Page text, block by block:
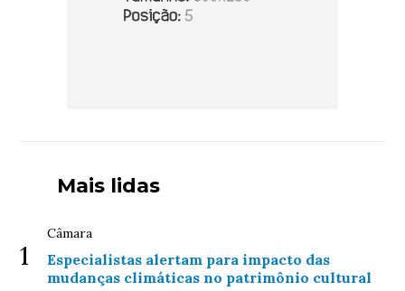
Mais lidas
1
Câmara
Especialistas alertam para impacto das
mudanças climáticas no patrimônio cultural